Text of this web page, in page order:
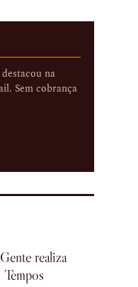
na
Sem cobrança
realiza
Tempos